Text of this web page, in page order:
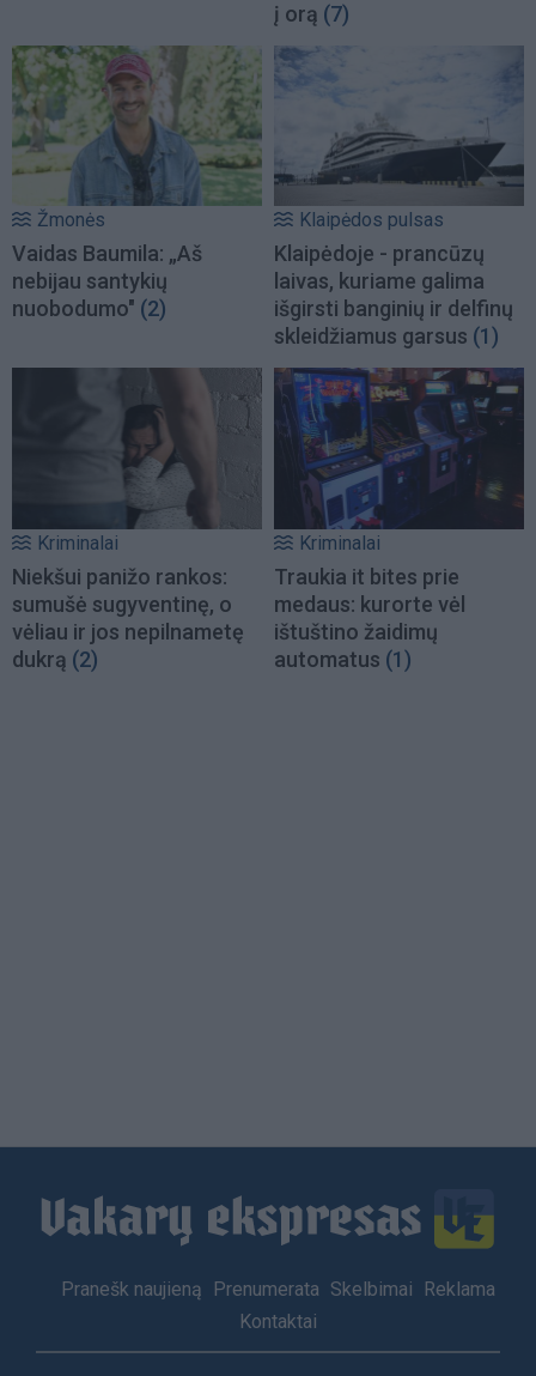
į orą (7)
Žmonės
Vaidas Baumila: „Aš
nebijau santykių
nuobodumo" (2)
Klaipėdos pulsas
Klaipėdoje - prancūzų
laivas, kuriame galima
išgirsti banginių ir delfinų
skleidžiamus garsus (1)
Kriminalai
Niekšui panižo rankos:
sumušė sugyventinę, o
vėliau ir jos nepilnametę
dukrą (2)
Kriminalai
Traukia it bites prie
medaus: kurorte vėl
ištuštino žaidimų
automatus (1)
Footer
Pranešk naujieną Prenumerata Skelbimai
Reklama
Kontaktai